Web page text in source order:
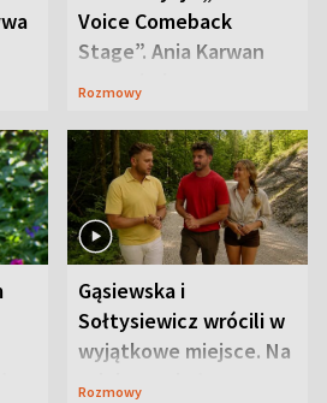
Voice Comeback
Stage”. Ania Karwan
zapowiada
Rozmowy
Gąsiewska i
Sołtysiewicz wrócili w
wyjątkowe miejsce. Na
szlaku czekał
Rozmowy